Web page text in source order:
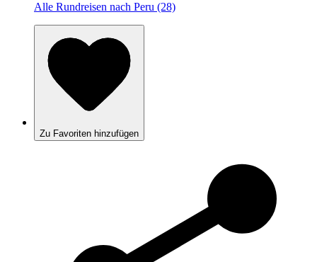
Alle Rundreisen nach Peru (28)
Zu Favoriten hinzufügen